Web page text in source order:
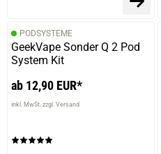
PODSYSTEME
GeekVape Sonder Q 2 Pod
System Kit
ab 12,90 EUR*
inkl. MwSt. zzgl. Versand